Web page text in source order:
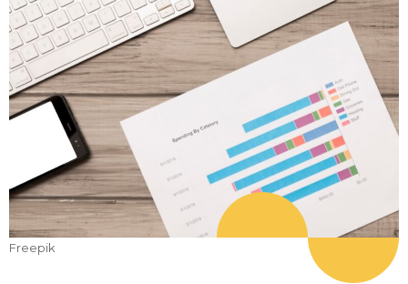
Freepik